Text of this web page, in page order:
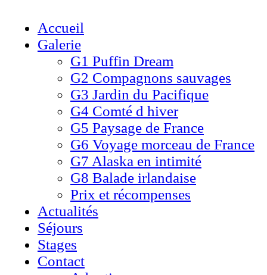
Accueil
Galerie
G1 Puffin Dream
G2 Compagnons sauvages
G3 Jardin du Pacifique
G4 Comté d hiver​
G5 Paysage de France
G6 Voyage morceau de France
G7 Alaska en intimité
G8 Balade irlandaise
Prix et récompenses
Actualités
Séjours
Stages
Contact